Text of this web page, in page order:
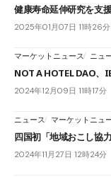
健康寿命延伸研究を支
2025年01月07日 11時26分
マーケットニュース ニュ
NOT A HOTEL DAO、
2024年12月09日 11時17分
ニュース マーケットニュ
四国初「地域おこし協
2024年11月27日 12時24分